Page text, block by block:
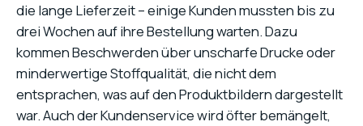
die lange Lieferzeit – einige Kunden mussten bis zu
drei Wochen auf ihre Bestellung warten. Dazu
kommen Beschwerden über unscharfe Drucke oder
minderwertige Stoffqualität, die nicht dem
entsprachen, was auf den Produktbildern dargestellt
war. Auch der Kundenservice wird öfter bemängelt,